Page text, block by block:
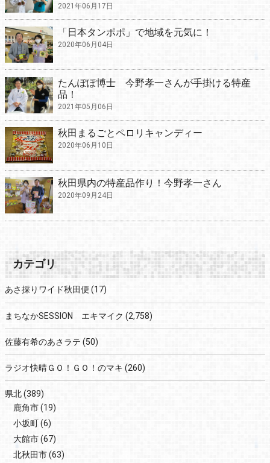
2021年06月17日
「日本タンポポ」で地域を元気に！
2020年06月04日
たんぽぽ博士 今野孝一さんが手掛ける特産
品！
2021年05月06日
秋田まるごとペロリキャンディー
2020年06月10日
秋田県内の特産品作り！今野孝一さん
2020年09月24日
カテゴリ
あさ採りワイド秋田便 (17)
まちなかSESSION エキマイク (2,758)
佐藤有希のあさラテ (50)
ラジオ快晴ＧＯ！ＧＯ！のマキ (260)
県北(389)
鹿角市(19)
小坂町(6)
大館市(67)
北秋田市(63)